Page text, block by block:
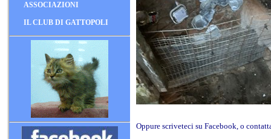
ASSOCIAZIONI
IL CLUB DI GATTOPOLI
Oppure scriveteci su Facebook, o